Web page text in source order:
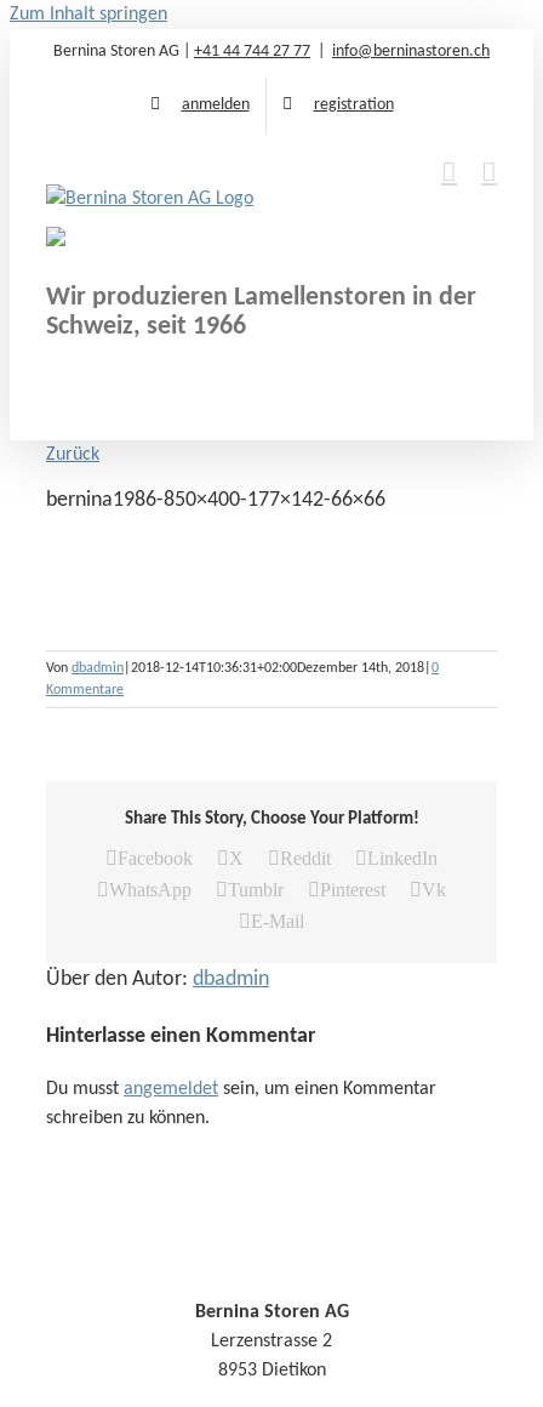
Zum Inhalt springen
Bernina Storen AG | +41 44 744 27 77 info@berninastoren.ch
anmelden registration
Wir produzieren Lamellenstoren in der
Schweiz, seit 1966
Zurück
bernina1986-850×400-177×142-66×66
Von dbadmin 2018-12-14T10:36:31+02:00Dezember 14th, 2018 0
Kommentare
Share This Story, Choose Your Platform!
Facebook X Reddit
LinkedIn
WhatsApp
Tumblr Pinterest
Vk
E-Mail
Über den Autor: dbadmin
Hinterlasse einen Kommentar
Du musst angemeldet sein, um einen Kommentar
schreiben zu können.
Bernina Storen AG
Lerzenstrasse 2
8953 Dietikon